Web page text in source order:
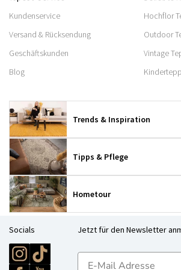
Kundenservice
Versand & Rücksendung
Geschäftskunden
Blog
Hochflor
Outdoor
Vintage
Trends & Inspiration
Tipps & Pflege
Hometour
Socials Jetzt für den Newsletter
E-mailadres